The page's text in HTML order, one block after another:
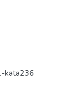
kata236